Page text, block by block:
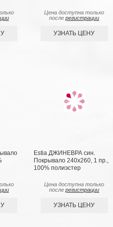
Цена доступна только
послерегистрации
УЗНАТЬ ЦЕНУ
Estia ДЖИНЕВРА син.
Покрывало 240х260, 1 пр.,
100% полиэстер
Цена доступна только
послерегистрации
УЗНАТЬ ЦЕНУ